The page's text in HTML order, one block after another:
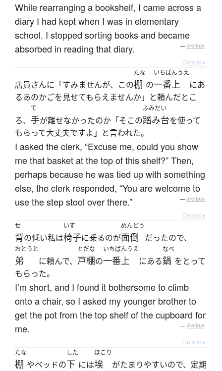
While rearranging a bookshelf, I came across a
diary I had kept when I was in elementary
school. I stopped sorting books and became
absorbed in reading that diary.
— Jreibun
Details ▸
店員さんに「すみませんが、この
たな
棚 の
いちばんうえ
一番上
にあ
るあのかごを見せてもらえませんか」と頼んだとこ
ろ、
て
手が離せなかったのか「そこの
ふみだい
踏み台を使って
もらって大丈夫ですよ」と言われた。
I asked the clerk, “Excuse me, could you show
me that basket at the top of this shelf?” Then,
perhaps because he was tied up with something
else, the clerk responded, “You are welcome to
use the step stool over there.”
— Jreibun
Details ▸
せ
背の低い私は
いす
椅子に乗るのが
めんどう
面倒 だったので、
おとうと
弟 に頼んで、
とだな
戸棚の
いちばんうえ
一番上 にある
なべ
鍋 をとって
もらった。
I’m short, and I found it bothersome to climb
onto a chair, so I asked my younger brother to
get the pot from the top shelf of the cupboard for
me.
— Jreibun
Details ▸
たな
棚 やベッドの
した
下 には
ほこり
埃 がたまりやすいので、定期